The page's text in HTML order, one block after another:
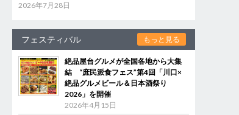
2026年7月28日
フェスティバル もっと見る
絶品屋台グルメが全国各地から大集
結 “庶民派食フェス”第4回「川口×
絶品グルメビール＆日本酒祭り
2026」を開催
2026年4月15日